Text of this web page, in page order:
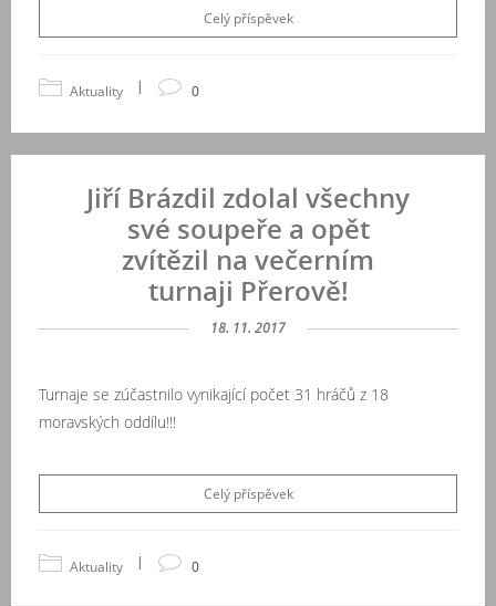
Celý příspěvek
Aktuality | 0
Jiří Brázdil zdolal všechny
své soupeře a opět
zvítězil na večerním
turnaji Přerově!
18. 11. 2017
Turnaje se zúčastnilo vynikající počet 31 hráčů z 18
moravských oddílu!!!
Celý příspěvek
Aktuality | 0